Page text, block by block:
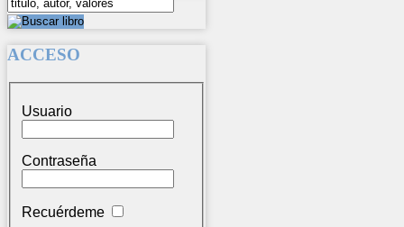
ACCESO
Usuario
Contraseña
Recuérdeme